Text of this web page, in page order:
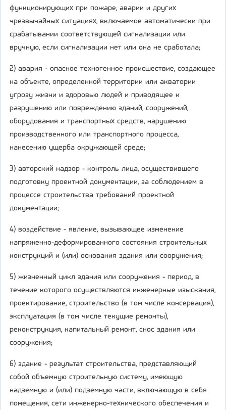
функционирующих при пожаре, аварии и других
чрезвычайных ситуациях, включаемое автоматически при
срабатывании соответствующей сигнализации или
вручную, если сигнализации нет или она не сработала;
2) авария - опасное техногенное происшествие, создающее
на объекте, определенной территории или акватории
угрозу жизни и здоровью людей и приводящее к
разрушению или повреждению зданий, сооружений,
оборудования и транспортных средств, нарушению
производственного или транспортного процесса,
нанесению ущерба окружающей среде;
3) авторский надзор - контроль лица, осуществившего
подготовку проектной документации, за соблюдением в
процессе строительства требований проектной
документации;
4) воздействие - явление, вызывающее изменение
напряженно-деформированного состояния строительных
конструкций и (или) основания здания или сооружения;
5) жизненный цикл здания или сооружения - период, в
течение которого осуществляются инженерные изыскания,
проектирование, строительство (в том числе консервация),
эксплуатация (в том числе текущие ремонты),
реконструкция, капитальный ремонт, снос здания или
сооружения;
6) здание - результат строительства, представляющий
собой объемную строительную систему, имеющую
надземную и (или) подземную части, включающую в себя
помещения, сети инженерно-технического обеспечения и